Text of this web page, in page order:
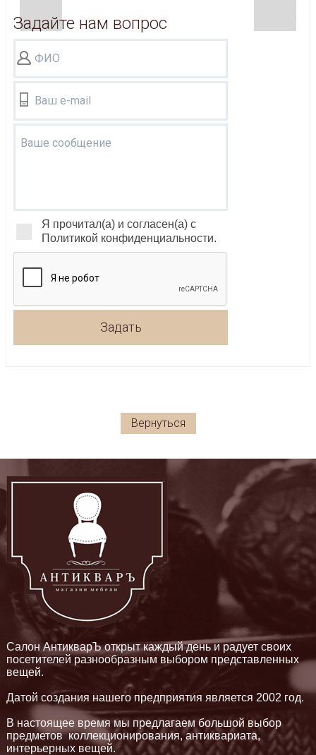
Задайте нам вопрос
ФИО
Ваш e-mail
Ваше сообщение
Я прочитал(а) и согласен(а) с
Политикой конфиденциальности.
Задать
Вернуться
Салон АнтикварЪ открыт каждый день и радует своих
посетителей разнообразным выбором представленных
вещей.
Датой создания нашего предприятия является 2002 год.
В настоящее время мы предлагаем большой выбор
предметов коллекционирования, антиквариата,
интерьерных вещей.